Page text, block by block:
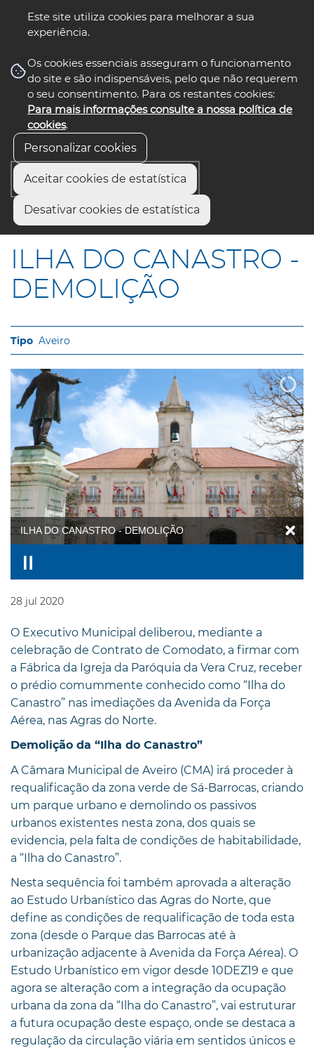
Este site utiliza cookies para melhorar a sua
experiência.
Os cookies essenciais asseguram o funcionamento
do site e são indispensáveis, pelo que não requerem
o seu consentimento. Para os restantes cookies:
Para mais informações consulte a nossa política de
cookies.
Personalizar cookies
Aceitar cookies de estatística
Desativar cookies de estatística
nos select language
Início
ILHA DO CANASTRO - DEMOLIÇÃO
ILHA DO CANASTRO -
DEMOLIÇÃO
Aveiro
ILHA DO CANASTRO - DEMOLIÇÃO
28 jul 2020
O Executivo Municipal deliberou, mediante a
celebração de Contrato de Comodato, a firmar com
a Fábrica da Igreja da Paróquia da Vera Cruz, receber
o prédio comummente conhecido como “Ilha do
Canastro” nas imediações da Avenida da Força
Aérea, nas Agras do Norte.
Demolição da “Ilha do Canastro”
A Câmara Municipal de Aveiro (CMA) irá proceder à
requalificação da zona verde de Sá-Barrocas, criando
um parque urbano e demolindo os passivos
urbanos existentes nesta zona, dos quais se
evidencia, pela falta de condições de habitabilidade,
a “Ilha do Canastro”.
Nesta sequência foi também aprovada a alteração
ao Estudo Urbanístico das Agras do Norte, que
define as condições de requalificação de toda esta
zona (desde o Parque das Barrocas até à
urbanização adjacente à Avenida da Força Aérea). O
Estudo Urbanístico em vigor desde 10DEZ19 e que
agora se alteração com a integração da ocupação
urbana da zona da “Ilha do Canastro”, vai estruturar
a futura ocupação deste espaço, onde se destaca a
regulação da circulação viária em sentidos únicos e